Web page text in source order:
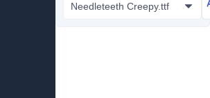
Needleteeth Creepy.ttf